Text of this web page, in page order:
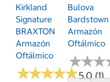
Kirkland
Signature
BRAXTON
Armazón
Oftálmico
★★★★★
★★★★★5.0 (1)
Bulova
Bardstown
Armazón
Oftálmico
★★★
★★★